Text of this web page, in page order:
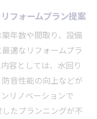
フォームプラン提案
年数や間取り、設備
適なリフォームプラ
容としては、水回り
音性能の向上などが
リノベーションで
たプランニングが不